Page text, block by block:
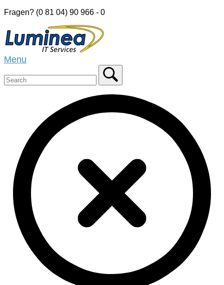
Skip
content
Fragen? (0 81 04) 90 966 - 0
Home
Menu